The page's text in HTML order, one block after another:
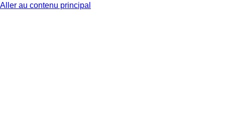
Aller au contenu principal